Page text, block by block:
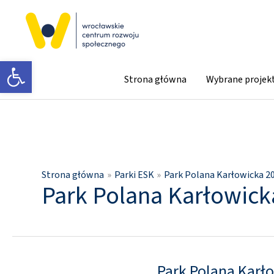
Otwórz pasek narzędzi Strona główna Wybrane
Strona główna Parki ESK Park Polana Karłowicka
Park Polana
Park